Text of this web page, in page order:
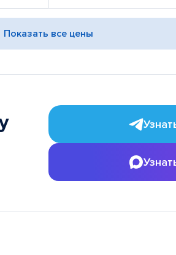
Показать все цены